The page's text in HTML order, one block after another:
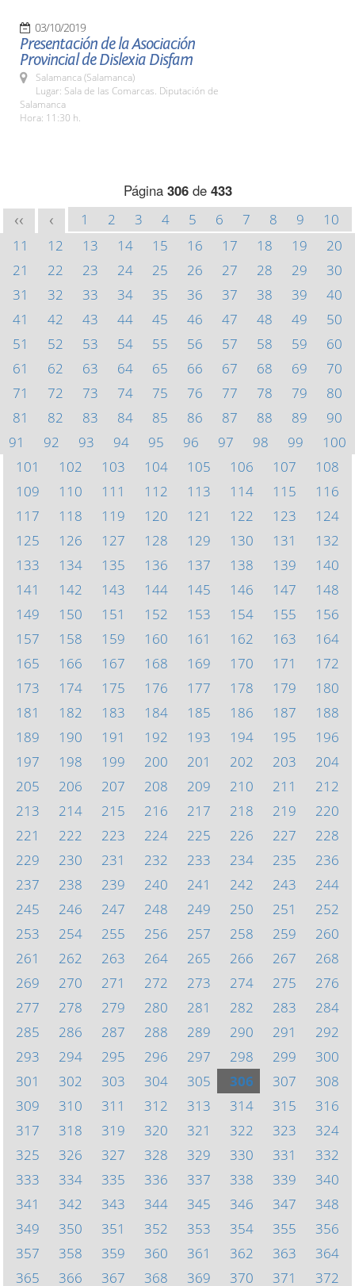
03/10/2019
Presentación de la Asociación
Provincial de Dislexia Disfam
Salamanca (Salamanca)
Lugar: Sala de las Comarcas. Diputación de
Salamanca
Hora: 11:30 h.
Página 306de 433
<< < 1 2 3 4 5 6 7 8 9
10
11
12 13 14 15 16 17 18 19
20
21
22 23 24 25 26 27 28 29
30
31
32 33 34 35 36 37 38 39
40
41
42 43 44 45 46 47 48 49
50
51
52 53 54 55 56 57 58 59
60
61
62 63 64 65 66 67 68 69
70
71
72 73 74 75 76 77 78 79
80
81
82 83 84 85 86 87 88 89
90
91
92 93 94 95 96 97 98 99
100
101
102 103 104 105 106 107
108
109
110 111 112 113 114 115
116
117
118 119 120 121 122 123
124
125
126 127 128 129 130 131
132
133
134 135 136 137 138 139
140
141
142 143 144 145 146 147
148
149
150 151 152 153 154 155
156
157
158 159 160 161 162 163
164
165
166 167 168 169 170 171
172
173
174 175 176 177 178 179
180
181
182 183 184 185 186 187
188
189
190 191 192 193 194 195
196
197
198 199 200 201 202 203
204
205
206 207 208 209 210 211
212
213
214 215 216 217 218 219
220
221
222 223 224 225 226 227
228
229
230 231 232 233 234 235
236
237
238 239 240 241 242 243
244
245
246 247 248 249 250 251
252
253
254 255 256 257 258 259
260
261
262 263 264 265 266 267
268
269
270 271 272 273 274 275
276
277
278 279 280 281 282 283
284
285
286 287 288 289 290 291
292
293
294 295 296 297 298 299
300
301
302 303 304 305 306 307
308
309
310 311 312 313 314 315
316
317
318 319 320 321 322 323
324
325
326 327 328 329 330 331
332
333
334 335 336 337 338 339
340
341
342 343 344 345 346 347
348
349
350 351 352 353 354 355
356
357
358 359 360 361 362 363
364
365
366 367 368 369 370 371 372